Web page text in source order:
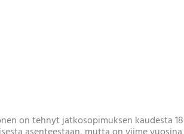
on tehnyt jatkosopimuksen kaudesta